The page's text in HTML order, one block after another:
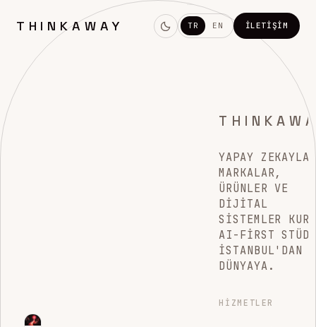
THINKAWAY TR EN İLETIŞIM
YAPAY ZEKAYLA
MARKALAR,
ÜRÜNLER VE
DIJITAL
SISTEMLER
AI-FIRST
İSTANBUL'DAN
DÜNYAYA.
HIZMETLER